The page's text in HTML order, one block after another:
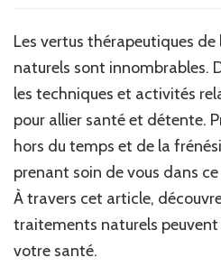
Les vertus thérapeutiques de
naturels sont innombrables.
les techniques et activités
pour allier santé et détente.
hors du temps et de la
prenant soin de vous dans
À travers cet article,
traitements naturels
votre santé.